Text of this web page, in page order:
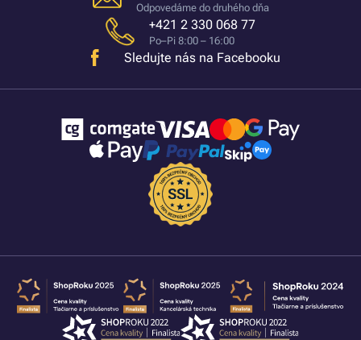
Odpovedáme do druhého dňa
+421 2 330 068 77
Po–Pi 8:00 – 16:00
Sledujte nás na Facebooku